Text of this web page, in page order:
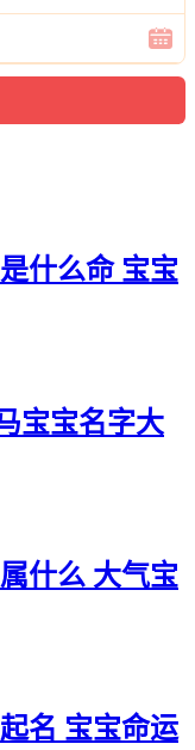
什么命 宝宝
宝宝名字大
什么 大气宝
名 宝宝命运